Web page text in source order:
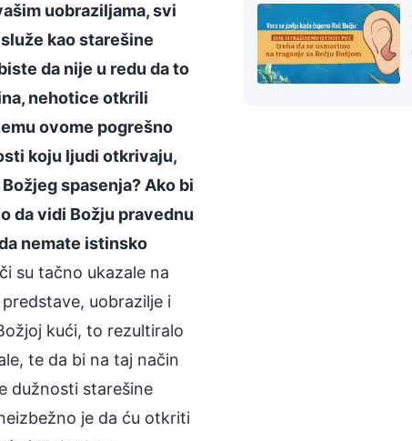
uobraziljama, svi
kao starešine
da nije u redu da to
nehotice otkrili
ovome pogrešno
koju ljudi otkrivaju,
spasenja? Ako bi
da vidi Božju pravednu
nemate istinsko
su tačno ukazale na
uobrazilje i
kući, to rezultiralo
te da bi na taj način
dužnosti starešine
je da ću otkriti